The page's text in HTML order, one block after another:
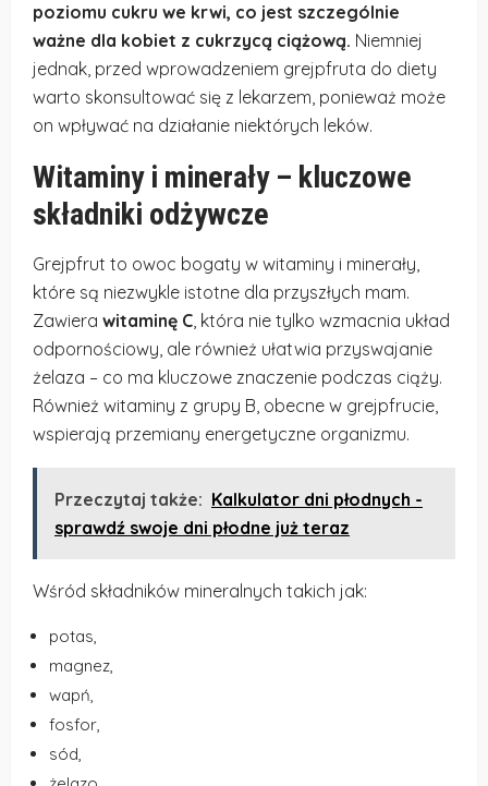
poziomu cukru we krwi, co jest szczególnie
ważne dla kobiet z cukrzycą ciążową. Niemniej
jednak, przed wprowadzeniem grejpfruta do diety
warto skonsultować się z lekarzem, ponieważ może
on wpływać na działanie niektórych leków.
Witaminy i minerały – kluczowe
składniki odżywcze
Grejpfrut to owoc bogaty w witaminy i minerały,
które są niezwykle istotne dla przyszłych mam.
Zawiera witaminę C, która nie tylko wzmacnia układ
odpornościowy, ale również ułatwia przyswajanie
żelaza – co ma kluczowe znaczenie podczas ciąży.
Również witaminy z grupy B, obecne w grejpfrucie,
wspierają przemiany energetyczne organizmu.
Przeczytaj także: Kalkulator dni płodnych -
sprawdź swoje dni płodne już teraz
Wśród składników mineralnych takich jak:
potas,
magnez,
wapń,
fosfor,
sód,